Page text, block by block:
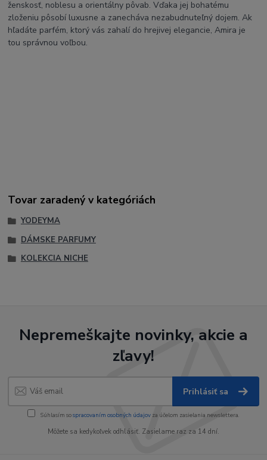
ženskosť, noblesu a orientálny pôvab. Vďaka jej bohatému
zloženiu pôsobí luxusne a zanecháva nezabudnuteľný dojem. Ak
hľadáte parfém, ktorý vás zahalí do hrejivej elegancie, Amira je
tou správnou voľbou.
Tovar zaradený v kategóriách
YODEYMA
DÁMSKE PARFUMY
KOLEKCIA NICHE
Nepremeškajte novinky, akcie a
zľavy!
Prihlásiť sa
Súhlasím sospracovaním osobných údajov za účelom zasielania newslettera.
Môžete sa kedykoľvek odhlásiť. Zasielame raz za 14 dní.